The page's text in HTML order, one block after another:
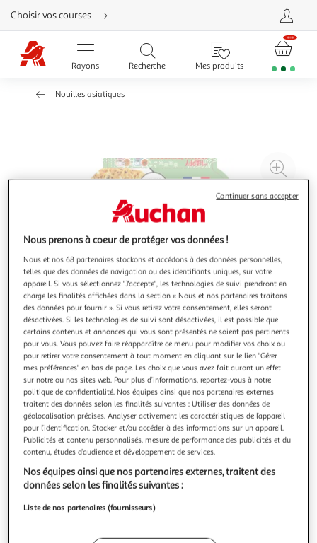
Aller
directement
au
contenu
Aller
directement
Aller
rubrique
Choisir vos courses
Rayons Recherche Mes produits
Nouilles asiatiques
à
LIV HAPPY FOOD
Konjac spaghetti Happy creamy épinards
Un plat veggie gourmand, ultra light et riche en protéine
Les spaghetti de konjac LÏV aux épinards, tomate, et ricotta
fabriqués en France, c'est le combo parfait pour un plat
cuisiné nouvelle génération comme si vous l’aviez fait à la
maison Une liste d'ingrédients courte et sans blabla. 300
gramme
En savoir +
Vous voulez connaître le prix de ce produit ?
Afficher le prix
Nous prenons à coeur de protéger vos données !
Nous et nos 68 partenaires stockons et accédons à des données personnelles,
telles que des données de navigation ou des identifiants uniques, sur votre
appareil. Si vous sélectionnez "J'accepte", les technologies de suivi prendront en
charge les finalités affichées dans la section « Nous et nos partenaires traitons
des données pour fournir ». Si vous retirez votre consentement, elles seront
désactivées. Si les technologies de suivi sont désactivées, il est possible que
certains contenus et annonces qui vous sont présentés ne soient pas pertinents
pour vous. Vous pouvez faire réapparaître ce menu pour modifier vos choix ou
pour retirer votre consentement à tout moment en cliquant sur le lien "Gérer
mes préférences" en bas de page. Les choix que vous avez fait auront un effet
sur notre ou nos sites web. Pour plus d’informations, reportez-vous à notre
politique de confidentialité. Nos équipes ainsi que nos partenaires externes
traitent des données selon les finalités suivantes : Utiliser des données de
géolocalisation précises. Analyser activement les caractéristiques de l’appareil
pour l’identification. Stocker et/ou accéder à des informations sur un appareil.
Publicités et contenu personnalisés, mesure de performance des publicités et du
contenu, études d’audience et développement de services.
Nos équipes ainsi que nos partenaires externes, traitent des
données selon les finalités suivantes :
Liste de nos partenaires (fournisseurs)
Continuer sans accepter